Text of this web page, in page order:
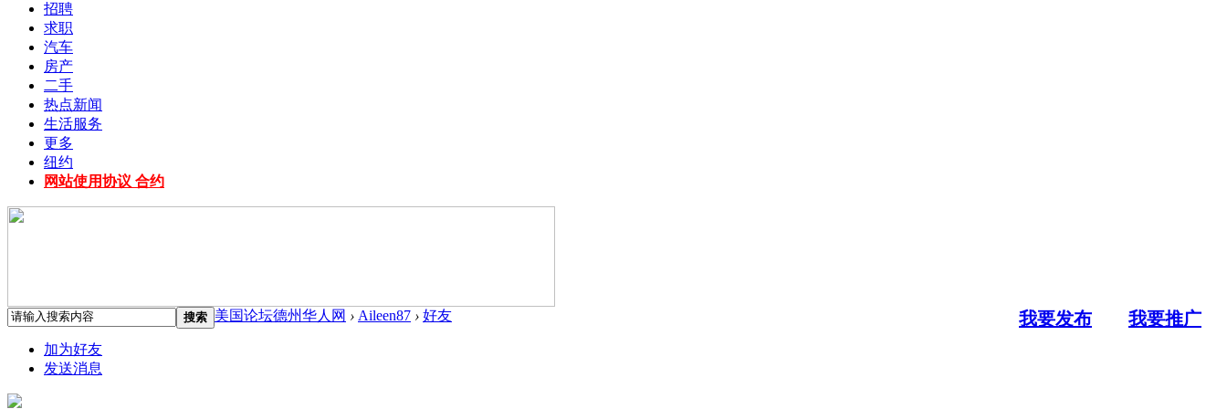
招聘
求职
汽车
房产
二手
热点新闻
生活服务
更多
纽约
网站使用协议 合约
搜索 我要发布 我要推广
美国论坛德州华人网 › Aileen87 › 好友
加为好友
发送消息